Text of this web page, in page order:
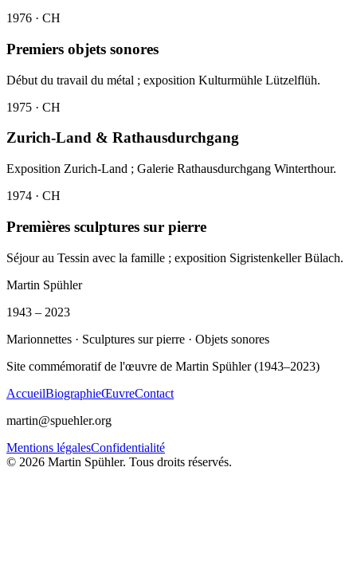
1976 · CH
Premiers objets sonores
Début du travail du métal ; exposition Kulturmühle Lützelflüh.
1975 · CH
Zurich-Land & Rathausdurchgang
Exposition Zurich-Land ; Galerie Rathausdurchgang Winterthour.
1974 · CH
Premières sculptures sur pierre
Séjour au Tessin avec la famille ; exposition Sigristenkeller Bülach.
Martin Spühler
1943 – 2023
Marionnettes · Sculptures sur pierre · Objets sonores
Site commémoratif de l'œuvre de Martin Spühler (1943–2023)
AccueilBiographieŒuvreContact
martin@spuehler.org
Mentions légalesConfidentialité
© 2026 Martin Spühler. Tous droits réservés.